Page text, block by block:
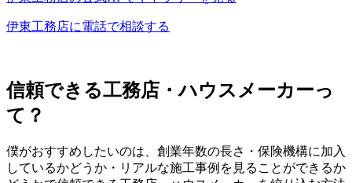
伊東工務店に電話で相談する
信頼できる工務店・ハウスメーカーっ
て？
僕がおすすめしたいのは、 創業年数の長さ ・ 保険機構に加入
しているかどうか ・ リアルな施工事例を見ることができるか